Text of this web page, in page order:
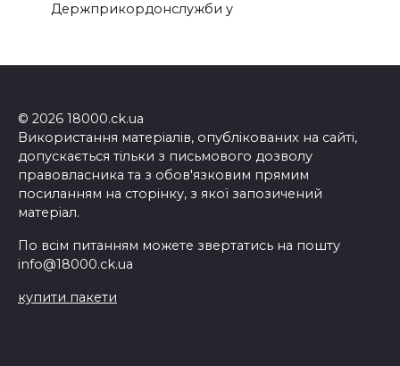
Держприкордонслужби у
© 2026 18000.ck.ua
Використання матеріалів, опублікованих на сайті,
допускається тільки з письмового дозволу
правовласника та з обов'язковим прямим
посиланням на сторінку, з якої запозичений
матеріал.
По всім питанням можете звертатись на пошту
info@18000.ck.ua
купити пакети